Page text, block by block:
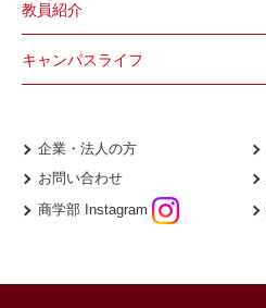
教員紹介
キャンパスライフ
企業・法人の方
お問い合わせ
商学部 Instagram